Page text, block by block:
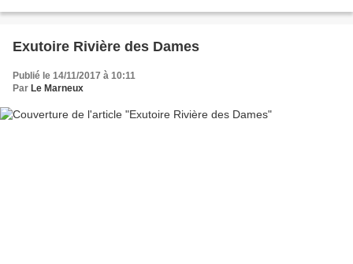
Exutoire Rivière des Dames
Publié le 14/11/2017 à 10:11
Par Le Marneux